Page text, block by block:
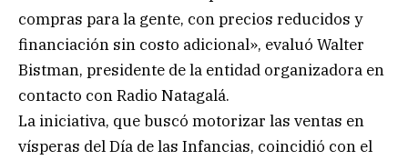
compras para la gente, con precios reducidos y
financiación sin costo adicional», evaluó Walter
Bistman, presidente de la entidad organizadora en
contacto con Radio Natagalá.
La iniciativa, que buscó motorizar las ventas en
vísperas del Día de las Infancias, coincidió con el